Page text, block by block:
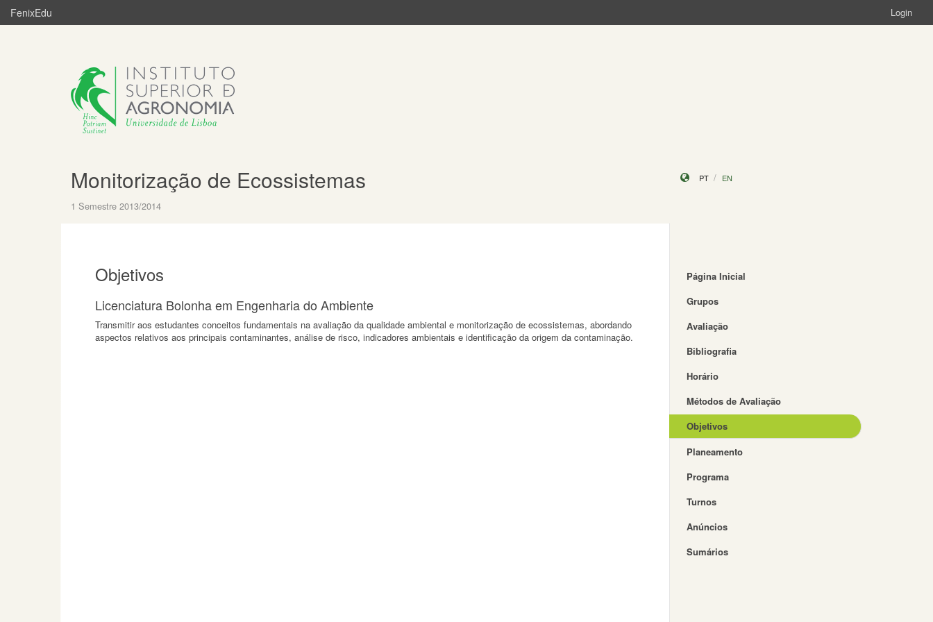
FenixEdu Login
Monitorização de Ecossistemas
1 Semestre 2013/2014
PT EN
Objetivos
Licenciatura Bolonha em Engenharia do Ambiente
Transmitir aos estudantes conceitos fundamentais na avaliação da qualidade ambiental e monitorização de ecossistemas, abordando
aspectos relativos aos principais contaminantes, análise de risco, indicadores ambientais e identificação da origem da contaminação.
Página Inicial
Grupos
Avaliação
Bibliografia
Horário
Métodos de Avaliação
Objetivos
Planeamento
Programa
Turnos
Anúncios
Sumários